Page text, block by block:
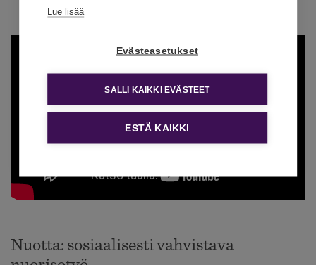
Lue lisää
Evästeasetukset
SALLI KAIKKI EVÄSTEET
ESTÄ KAIKKI
Nuotta: sosiaalisesti vahvistava